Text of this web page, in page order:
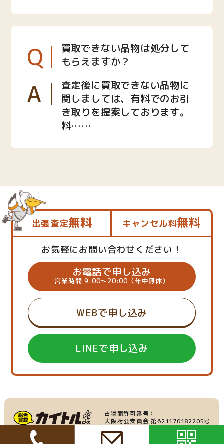
Q
買取できない品物は処分して
もらえますか？
A
査定後に買取できない品物に
関しましては、有料でのお引
き取りを提案しております。
料……
出張査定無料 キャンセル料無料
お気軽にお問い合わせください！
お電話で申し込み
営業時間 9:00～20:00（年中無休）
WEBで申し込み
LINEで申し込み
家具・家電の買取
古物商許可番号：
大阪府公安員会 第621170182205号
大阪府許可番号 第219695号